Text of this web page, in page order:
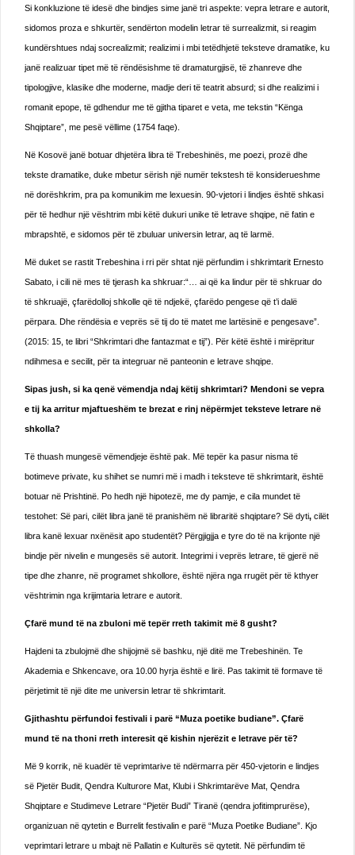
Si konkluzione të idesë dhe bindjes sime janë tri aspekte: vepra letrare e autorit,
sidomos proza e shkurtër, sendërton modelin letrar të surrealizmit, si reagim
kundërshtues ndaj socrealizmit; realizimi i mbi tetëdhjetë teksteve dramatike, ku
janë realizuar tipet më të rëndësishme të dramaturgjisë, të zhanreve dhe
tipologjive, klasike dhe moderne, madje deri të teatrit absurd; si dhe realizimi i
romanit epope, të gdhendur me të gjitha tiparet e veta, me tekstin “Kënga
Shqiptare”, me pesë vëllime (1754 faqe).
Në Kosovë janë botuar dhjetëra libra të Trebeshinës, me poezi, prozë dhe
tekste dramatike, duke mbetur sërish një numër tekstesh të konsiderueshme
në dorëshkrim, pra pa komunikim me lexuesin. 90-vjetori i lindjes është shkasi
për të hedhur një vështrim mbi këtë dukuri unike të letrave shqipe, në fatin e
mbrapshtë, e sidomos për të zbuluar universin letrar, aq të larmë.
Më duket se rastit Trebeshina i rri për shtat një përfundim i shkrimtarit Ernesto
Sabato, i cili në mes të tjerash ka shkruar:“… ai që ka lindur për të shkruar do
të shkruajë, çfarëdolloj shkolle që të ndjekë, çfarëdo pengese që t’i dalë
përpara. Dhe rëndësia e veprës së tij do të matet me lartësinë e pengesave”.
(2015: 15, te libri “Shkrimtari dhe fantazmat e tij”). Për këtë është i mirëpritur
ndihmesa e secilit, për ta integruar në panteonin e letrave shqipe.
Sipas jush, si ka qenë vëmendja ndaj këtij shkrimtari? Mendoni se vepra
e tij ka arritur mjaftueshëm te brezat e rinj nëpërmjet teksteve letrare në
shkolla?
Të thuash mungesë vëmendjeje është pak. Më tepër ka pasur nisma të
botimeve private, ku shihet se numri më i madh i teksteve të shkrimtarit, është
botuar në Prishtinë. Po hedh një hipotezë, me dy pamje, e cila mundet të
testohet: Së pari, cilët libra janë të pranishëm në libraritë shqiptare? Së dyti, cilët
libra kanë lexuar nxënësit apo studentët? Përgjigjja e tyre do të na krijonte një
bindje për nivelin e mungesës së autorit. Integrimi i veprës letrare, të gjerë në
tipe dhe zhanre, në programet shkollore, është njëra nga rrugët për të kthyer
vështrimin nga krijimtaria letrare e autorit.
Çfarë mund të na zbuloni më tepër rreth takimit më 8 gusht?
Hajdeni ta zbulojmë dhe shijojmë së bashku, një ditë me Trebeshinën. Te
Akademia e Shkencave, ora 10.00 hyrja është e lirë. Pas takimit të formave të
përjetimit të një dite me universin letrar të shkrimtarit.
Gjithashtu përfundoi festivali i parë “Muza poetike budiane”. Çfarë
mund të na thoni rreth interesit që kishin njerëzit e letrave për të?
Më 9 korrik, në kuadër të veprimtarive të ndërmarra për 450-vjetorin e lindjes
së Pjetër Budit, Qendra Kulturore Mat, Klubi i Shkrimtarëve Mat, Qendra
Shqiptare e Studimeve Letrare “Pjetër Budi” Tiranë (qendra jofitimprurëse),
organizuan në qytetin e Burrelit festivalin e parë “Muza Poetike Budiane”. Kjo
veprimtari letrare u mbajt në Pallatin e Kulturës së qytetit. Në përfundim të